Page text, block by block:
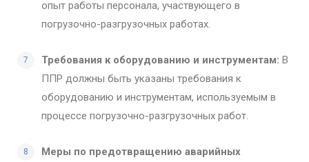
опыт работы персонала, участвующего в
погрузочно-разгрузочных работах.
Требования к оборудованию и инструментам: В
ППР должны быть указаны требования к
оборудованию и инструментам, используемым в
процессе погрузочно-разгрузочных работ.
Меры по предотвращению аварийных